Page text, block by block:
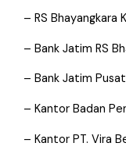
– RS Bhayangkara
– Bank Jatim RS
– Bank Jatim
– Kantor Badan
– Kantor PT. Vira